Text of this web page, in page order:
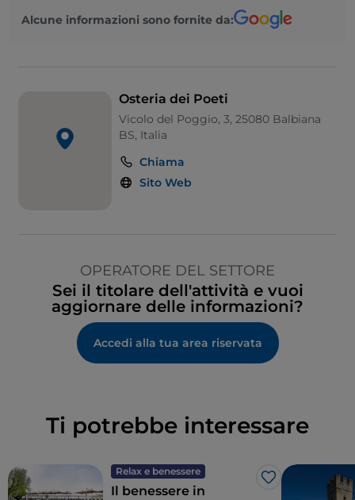
Alcune informazioni sono fornite da:
Osteria dei Poeti
Vicolo del Poggio, 3, 25080 Balbiana
BS, Italia
Chiama
Sito Web
OPERATORE DEL SETTORE
Sei il titolare dell'attività e vuoi
aggiornare delle informazioni?
Accedi alla tua area riservata
Ti potrebbe interessare
Relax e benessere
Like
Il benessere in